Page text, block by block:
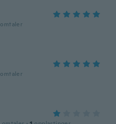
omtaler
omtaler